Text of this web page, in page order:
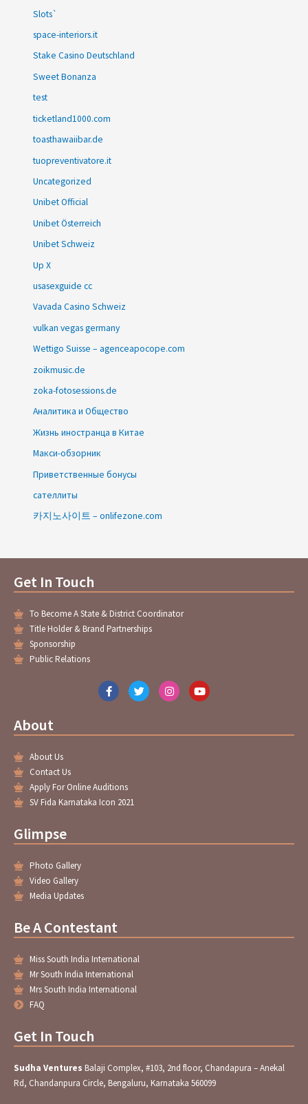
Slots`
space-interiors.it
Stake Casino Deutschland
Sweet Bonanza
test
ticketland1000.com
toasthawaiibar.de
tuopreventivatore.it
Uncategorized
Unibet Official
Unibet Österreich
Unibet Schweiz
Up X
usasexguide cc
Vavada Casino Schweiz
vulkan vegas germany
Wettigo Suisse – agenceapocope.com
zoikmusic.de
zoka-fotosessions.de
Аналитика и Общество
Жизнь иностранца в Китае
Макси-обзорник
Приветственные бонусы
сателлиты
카지노사이트 – onlifezone.com
Get In Touch
To Become A State & District Coordinator
Title Holder & Brand Partnerships
Sponsorship
Public Relations
F
a
o
T
w
e
I
n
g
Y
o
b
About
About Us
Contact Us
Apply For Online Auditions
SV Fida Karnataka Icon 2021
Glimpse
Photo Gallery
Video Gallery
Media Updates
Be A Contestant
Miss South India International
Mr South India International
Mrs South India International
FAQ
Get In Touch
Sudha Ventures Balaji Complex, #103, 2nd floor, Chandapura – Anekal
Rd, Chandanpura Circle, Bengaluru, Karnataka 560099